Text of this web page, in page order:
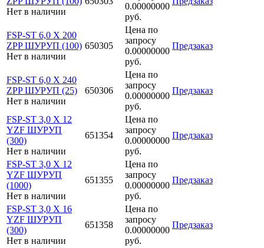
Нет в наличии
0.00000000
руб.
FSP-ST 6,0 X 200
ZPP ШУРУП (100)
Нет в наличии
650305
Цена по
запросу
0.00000000
руб.
Предзаказ
FSP-ST 6,0 X 240
ZPP ШУРУП (25)
Нет в наличии
650306
Цена по
запросу
0.00000000
руб.
Предзаказ
FSP-ST 3,0 X 12
YZF ШУРУП
(300)
Нет в наличии
651354
Цена по
запросу
0.00000000
руб.
Предзаказ
FSP-ST 3,0 X 12
YZF ШУРУП
(1000)
Нет в наличии
651355
Цена по
запросу
0.00000000
руб.
Предзаказ
FSP-ST 3,0 X 16
YZF ШУРУП
(300)
Нет в наличии
651358
Цена по
запросу
0.00000000
руб.
Предзаказ